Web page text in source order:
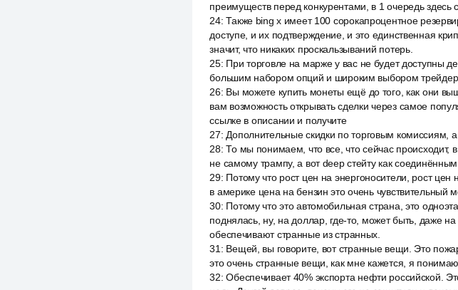
преимуществ перед конкурентами, в 1 очередь
24:Также bing x имеет 100 сорокапроцентное
доступе, и их подтверждение, и это единственная
значит, что никаких проскальзываний потерь.
25: При торговле на марже у вас не будет доступны
большим набором опций и широким выбором
26: Вы можете купить монеты ещё до того, как они
вам возможность открывать сделки через самое
ссылке в описании и получите
27: Дополнительные скидки по торговым комиссиям,
28:То мы понимаем, что все, что сейчас происходит,
не самому трампу, а вот deep стейту как
29: Потому что рост цен на энергоносители, рост
в америке цена на бензин это очень чувствительный
30: Потому что это автомобильная страна, это
поднялась, ну, на доллар, где-то, может быть, даже
обеспечивают странные из странных.
31 : Вещей, вы говорите, вот странные вещи. Это
это очень странные вещи, как мне кажется, я
32:Обеспечивает 40% экспорта нефти российской.